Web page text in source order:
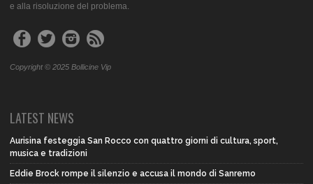
e alla risoluzione del problema.
Copyright © 2025 Bollicine Vip
LATEST NEWS
Aurisina festeggia San Rocco con quattro giorni di cultura, sport,
musica e tradizioni
Eddie Brock rompe il silenzio e accusa il mondo di Sanremo